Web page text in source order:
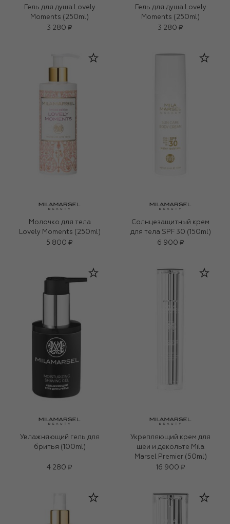
Гель для душа Lovely
Moments (250ml)
3 280 ₽
Гель для душа Lovely
Moments (250ml)
3 280 ₽
Молочко для тела
Lovely Moments (250ml)
5 800 ₽
Солнцезащитный крем
для тела SPF 30 (150ml)
6 900 ₽
Увлажняющий гель для
бритья (100ml)
4 280 ₽
Укрепляющий крем для
шеи и декольте Mila
Marsel Premier (50ml)
16 900 ₽